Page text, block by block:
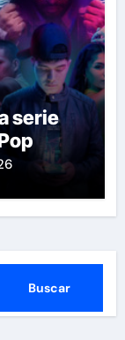
serie